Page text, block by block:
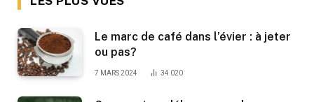
Le marc de café dans l’évier : à jeter
ou pas?
7 MARS 2024 34 020